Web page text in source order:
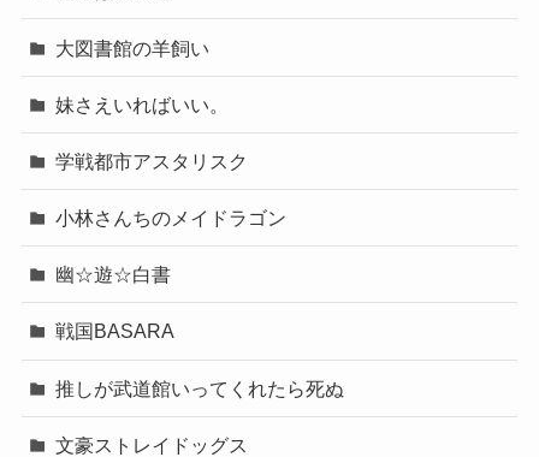
大図書館の羊飼い
妹さえいればいい。
学戦都市アスタリスク
小林さんちのメイドラゴン
幽☆遊☆白書
戦国BASARA
推しが武道館いってくれたら死ぬ
文豪ストレイドッグス